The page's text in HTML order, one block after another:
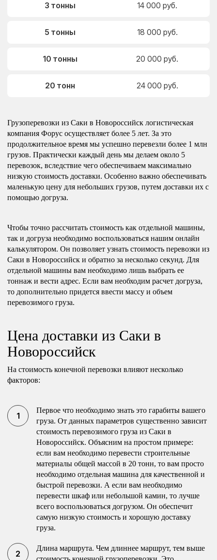
3 тонны 14 000 руб.
5 тонны 18 000 руб.
10 тонны 20 000 руб.
20 тонн 24 000 руб.
Грузоперевозки из Саки в Новороссийск логистическая
компания Форус осуществляет более 5 лет. За это
продолжительное время мы успешно перевезли более 1 млн
грузов. Практически каждый день мы делаем около 5
перевозок, вследствие чего обеспечиваем максимально
низкую стоимость доставки. Особенно важно обеспечивать
маленькую цену для небольших грузов, путем доставки их с
помощью догруза.
Чтобы точно рассчитать стоимость как отдельной машины,
так и догруза необходимо воспользоваться нашим онлайн
калькулятором. Он позволяет узнать стоимость перевозки из
Саки в Новороссийск и обратно за несколько секунд. Для
отдельной машины вам необходимо лишь выбрать ее
тоннаж и вести адрес. Если вам необходим расчет догруза,
то дополнительно придется ввести массу и объем
перевозимого груза.
Цена доставки из Саки в
Новороссийск
На стоимость конечной перевозки влияют несколько
факторов:
Первое что необходимо знать это гарабиты вашего
груза. От данных параметров существенно зависит
стоимость перевозимого груза из Саки в
Новороссийск. Объясним на простом примере:
если вам необходимо перевести строительные
материалы общей массой в 20 тонн, то вам просто
необходимо отдельная машина для качественной и
быстрой перевозки. А если вам необходимо
перевести шкаф или небольшой камин, то лучше
всего воспользоваться догрузом. Он обеспечит
самую низкую стоимость и хорошую доставку
груза.
Длина маршрута. Чем длиннее маршрут, тем выше